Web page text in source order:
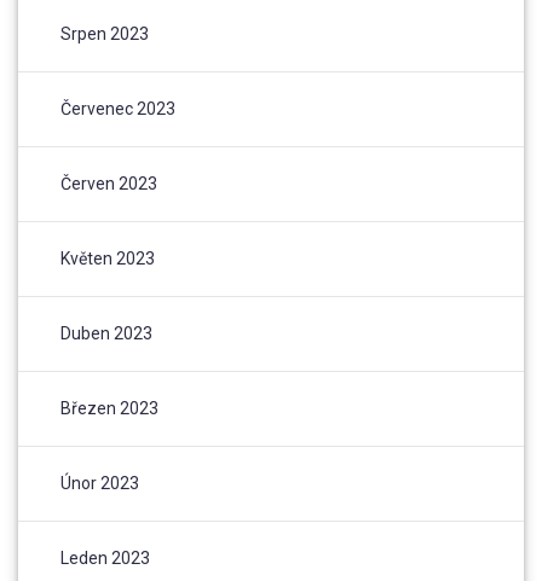
Srpen 2023
Červenec 2023
Červen 2023
Květen 2023
Duben 2023
Březen 2023
Únor 2023
Leden 2023